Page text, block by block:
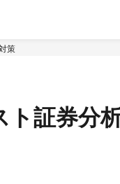
策
証券分